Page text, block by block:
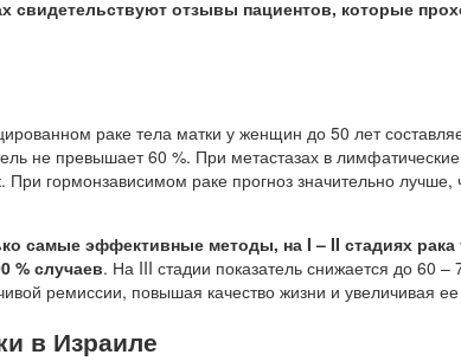
свидетельствуют отзывы пациентов, которые
раке тела матки у женщин до 50 лет
не превышает 60 %. При метастазах в
При гормонзависимом раке прогноз значительно лучше,
самые эффективные методы, на I – II стадиях рака
% случаев. На III стадии показатель снижается до 60
ремиссии, повышая качество жизни и увеличивая ее
в Израиле